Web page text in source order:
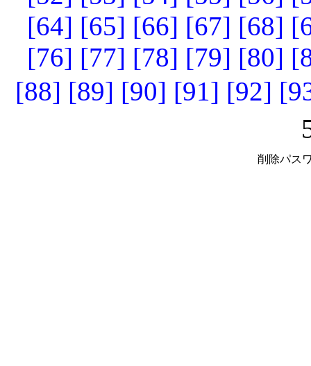
[64] [65] [66] [67] [68]
[76] [77] [78] [79] [80]
[88] [89] [90] [91] [92]
削除パス